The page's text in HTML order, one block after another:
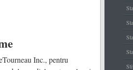
Inc., pentru